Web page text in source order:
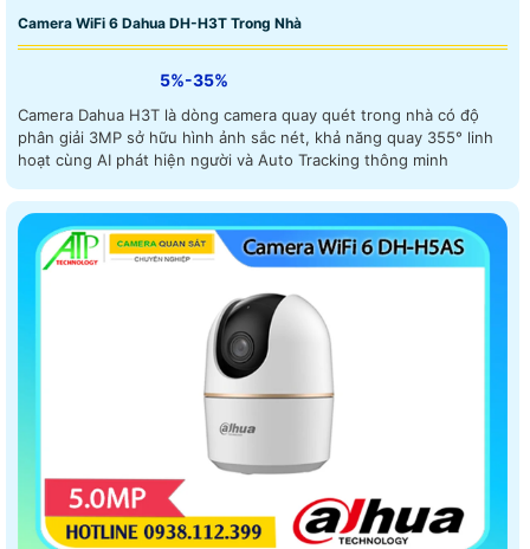
Camera WiFi 6 Dahua DH-H3T Trong Nhà
5%-35%
Camera Dahua H3T là dòng camera quay quét trong nhà có độ
phân giải 3MP sở hữu hình ảnh sắc nét, khả năng quay 355° linh
hoạt cùng AI phát hiện người và Auto Tracking thông minh